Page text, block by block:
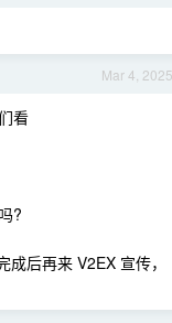
Mar 4, 2025
看
?
后再来 V2EX 宣传，